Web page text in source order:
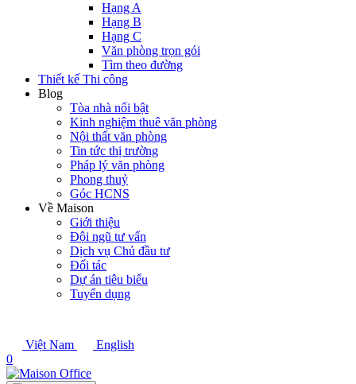
Hạng A
Hạng B
Hạng C
Văn phòng trọn gói
Tìm theo đường
Thiết kế Thi công
Blog
Tòa nhà nổi bật
Kinh nghiệm thuê văn phòng
Nội thất văn phòng
Tin tức thị trường
Pháp lý văn phòng
Phong thuỷ
Góc HCNS
Về Maison
Giới thiệu
Đội ngũ tư vấn
Dịch vụ Chủ đầu tư
Đối tác
Dự án tiêu biểu
Tuyển dụng
Việt Nam
English
0